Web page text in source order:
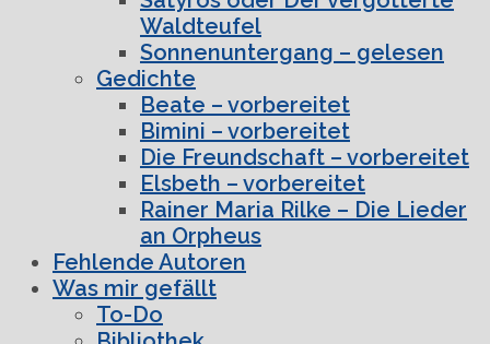
Waldteufel
Sonnenuntergang – gelesen
Gedichte
Beate – vorbereitet
Bimini – vorbereitet
Die Freundschaft – vorbereitet
Elsbeth – vorbereitet
Rainer Maria Rilke – Die Lieder
an Orpheus
Fehlende Autoren
Was mir gefällt
To-Do